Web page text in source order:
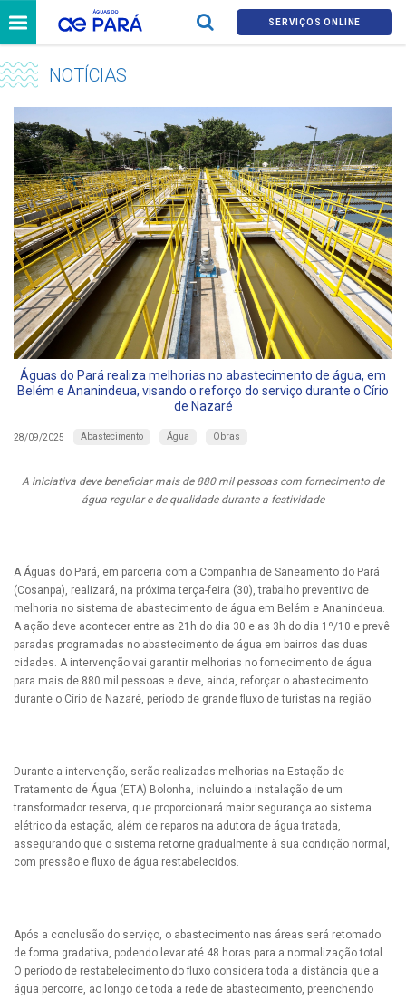
SERVIÇOS ONLINE
NOTÍCIAS
Águas do Pará realiza melhorias no abastecimento de água, em
Belém e Ananindeua, visando o reforço do serviço durante o Círio
de Nazaré
28/09/2025 Abastecimento Água Obras
A iniciativa deve beneficiar mais de 880 mil pessoas com fornecimento de
água regular e de qualidade durante a festividade
A Águas do Pará, em parceria com a Companhia de Saneamento do Pará
(Cosanpa), realizará, na próxima terça-feira (30), trabalho preventivo de
melhoria no sistema de abastecimento de água em Belém e Ananindeua.
A ação deve acontecer entre as 21h do dia 30 e as 3h do dia 1º/10 e prevê
paradas programadas no abastecimento de água em bairros das duas
cidades. A intervenção vai garantir melhorias no fornecimento de água
para mais de 880 mil pessoas e deve, ainda, reforçar o abastecimento
durante o Círio de Nazaré, período de grande fluxo de turistas na região.
Durante a intervenção, serão realizadas melhorias na Estação de
Tratamento de Água (ETA) Bolonha, incluindo a instalação de um
transformador reserva, que proporcionará maior segurança ao sistema
elétrico da estação, além de reparos na adutora de água tratada,
assegurando que o sistema retorne gradualmente à sua condição normal,
com pressão e fluxo de água restabelecidos.
Após a conclusão do serviço, o abastecimento nas áreas será retomado
de forma gradativa, podendo levar até 48 horas para a normalização total.
O período de restabelecimento do fluxo considera toda a distância que a
água percorre, ao longo de toda a rede de abastecimento, preenchendo